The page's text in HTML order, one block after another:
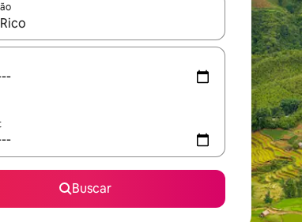
resultados estiverem disponíveis, explore-os usando
Buscar